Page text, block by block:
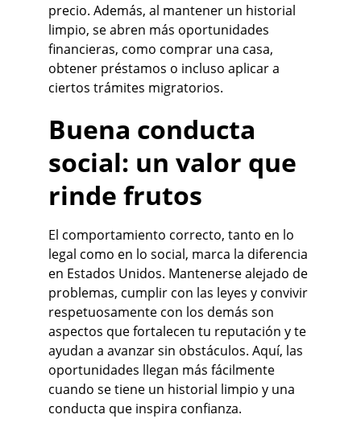
precio. Además, al mantener un historial
limpio, se abren más oportunidades
financieras, como comprar una casa,
obtener préstamos o incluso aplicar a
ciertos trámites migratorios.
Buena conducta
social: un valor que
rinde frutos
El comportamiento correcto, tanto en lo
legal como en lo social, marca la diferencia
en Estados Unidos. Mantenerse alejado de
problemas, cumplir con las leyes y convivir
respetuosamente con los demás son
aspectos que fortalecen tu reputación y te
ayudan a avanzar sin obstáculos. Aquí, las
oportunidades llegan más fácilmente
cuando se tiene un historial limpio y una
conducta que inspira confianza.